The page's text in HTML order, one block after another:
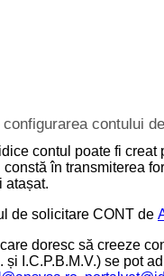
contului
contul poate fi
constă în transmiterea
atașat.
de solicitare CONT de
doresc să creeze
și I.C.P.B.M.V.) se pot